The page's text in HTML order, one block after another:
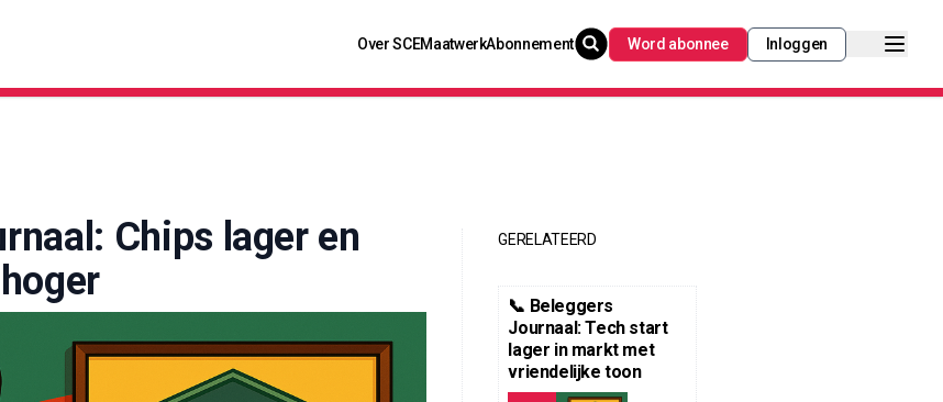
Over SCEMaatwerkAbonnement Word abonnee Inloggen
Chips lager en
GERELATEERD
📞 Beleggers
Journaal: Tech start
lager in markt met
vriendelijke toon